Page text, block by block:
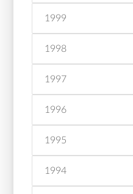
1999
1998
1997
1996
1995
1994